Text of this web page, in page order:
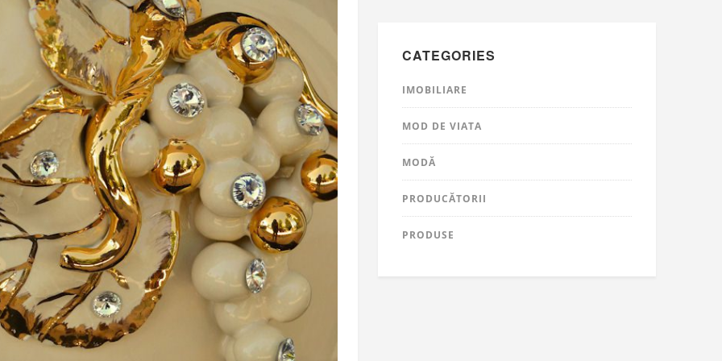
CATEGORIES
IMOBILIARE
MOD DE VIATA
MODĂ
PRODUCĂTORII
PRODUSE